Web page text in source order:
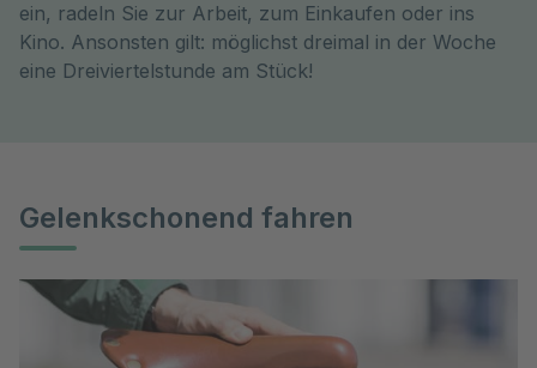
ein, radeln Sie zur Arbeit, zum Einkaufen oder ins
Kino. Ansonsten gilt: möglichst dreimal in der Woche
eine Dreiviertelstunde am Stück!
Gelenkschonend fahren